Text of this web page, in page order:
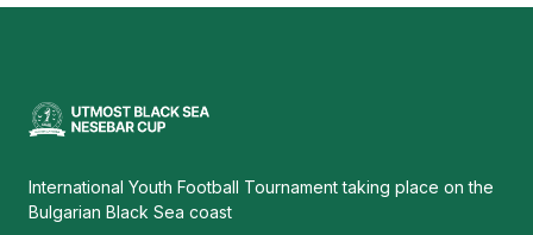
International Youth Football Tournament taking place on the
Bulgarian Black Sea coast